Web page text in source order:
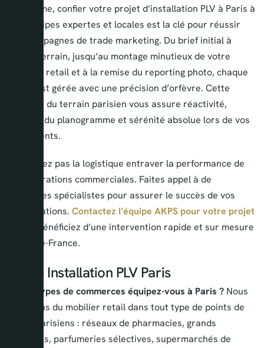
En somme, confier votre projet d’installation PLV à Paris à
des équipes expertes et locales est la clé pour réussir
vos campagnes de trade marketing. Du brief initial à
l’audit terrain, jusqu’au montage minutieux de votre
mobilier retail et à la remise du reporting photo, chaque
étape est gérée avec une précision d’orfèvre. Cette
maîtrise du terrain parisien vous assure réactivité,
respect du planogramme et sérénité absolue lors de vos
lancements.
Ne laissez pas la logistique entraver la performance de
vos opérations commerciales. Faites appel à de
véritables spécialistes pour assurer le succès de vos
implantations. Contactez l’équipe AKPS pour votre projet
et bénéficiez d’une intervention rapide et sur mesure
en Île-de-France.
FAQ – Installation PLV Paris
Quels types de commerces équipez-vous à Paris ? Nous
installons du mobilier retail dans tout type de points de
vente parisiens : réseaux de pharmacies, grands
magasins, parfumeries sélectives, supermarchés de